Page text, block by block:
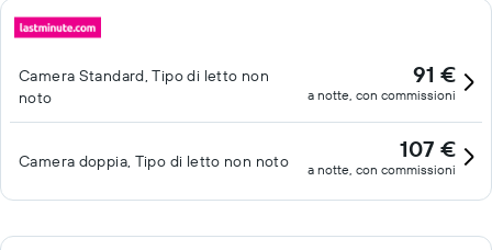
Camera Standard, Tipo di letto non
noto
91 €
a notte, con commissioni
Camera doppia, Tipo di letto non noto 107 €
a notte, con commissioni